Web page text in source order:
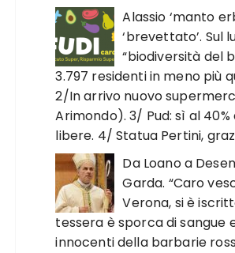
Alassio ‘manto
‘brevettato’. Sul
“biodiversità del
3.797 residenti in meno più
2/In arrivo nuovo
Arimondo). 3/ Pud: sì al 40%
libere. 4/ Statua Pertini,
Da Loano a
Garda. “Caro
Verona, si è
tessera è sporca di sangue
innocenti della barbarie